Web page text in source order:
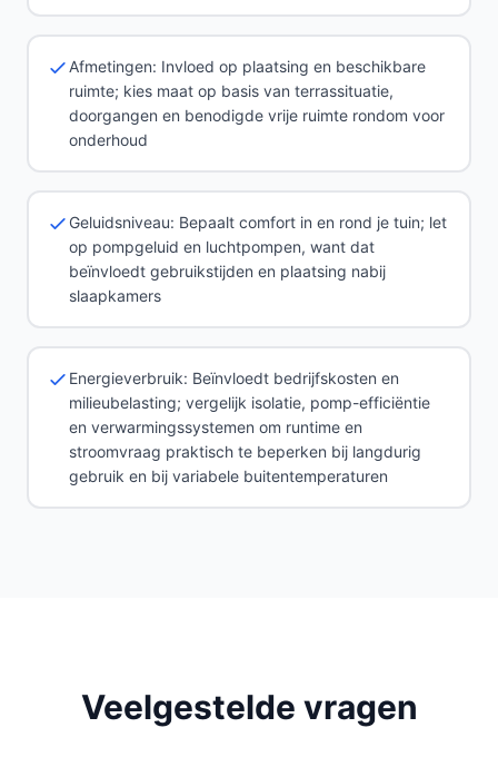
Afmetingen: Invloed op plaatsing en beschikbare
ruimte; kies maat op basis van terrassituatie,
doorgangen en benodigde vrije ruimte rondom voor
onderhoud
Geluidsniveau: Bepaalt comfort in en rond je tuin; let
op pompgeluid en luchtpompen, want dat
beïnvloedt gebruikstijden en plaatsing nabij
slaapkamers
Energieverbruik: Beïnvloedt bedrijfskosten en
milieubelasting; vergelijk isolatie, pomp-efficiëntie
en verwarmingssystemen om runtime en
stroomvraag praktisch te beperken bij langdurig
gebruik en bij variabele buitentemperaturen
Veelgestelde vragen